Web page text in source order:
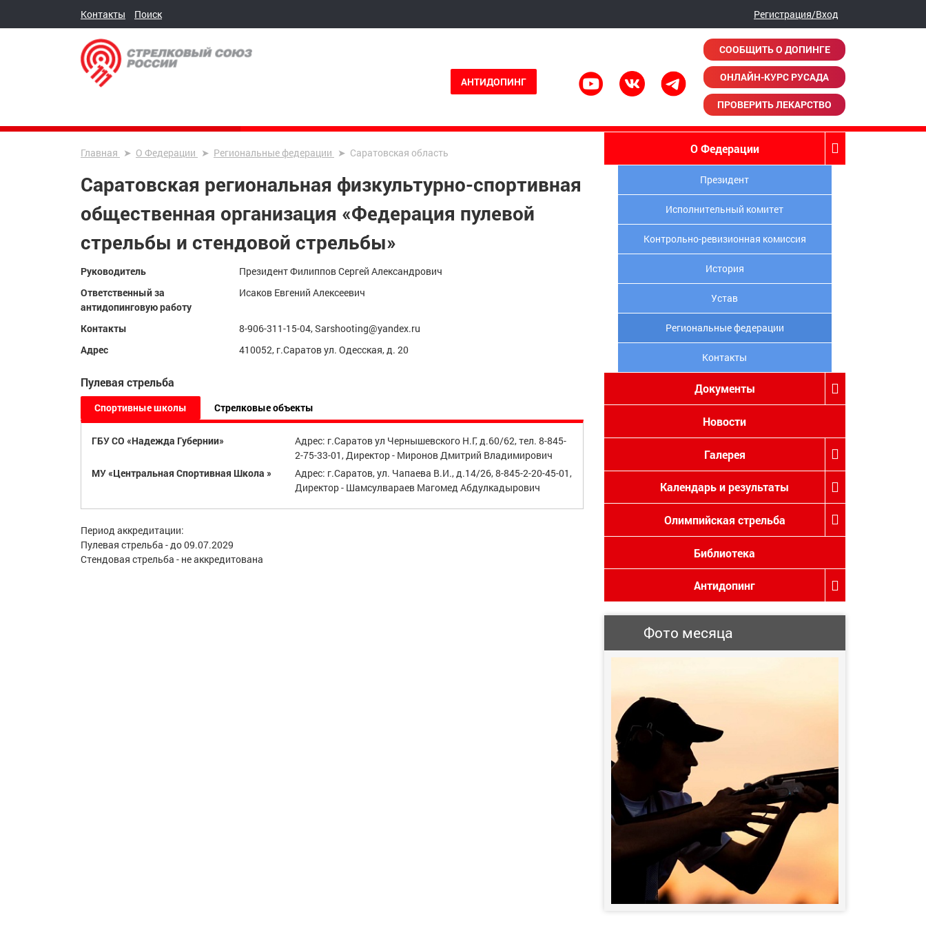
Контакты Поиск Регистрация/Вход
АНТИДОПИНГ
СООБЩИТЬ О ДОПИНГЕ
ОНЛАЙН-КУРС РУСАДА
ПРОВЕРИТЬ ЛЕКАРСТВО
Главная О Федерации Региональные федерации Саратовская область
Саратовская региональная физкультурно-спортивная
общественная организация «Федерация пулевой
стрельбы и стендовой стрельбы»
Руководитель
Президент Филиппов Сергей Александрович
Ответственный за
антидопинговую работу
Исаков Евгений Алексеевич
Контакты
8-906-311-15-04, Sarshooting@yandex.ru
Адрес
410052, г.Саратов ул. Одесская, д. 20
Пулевая стрельба
Спортивные школы Стрелковые объекты
ГБУ СО «Надежда Губернии»
Адрес: г.Саратов ул Чернышевского Н.Г, д.60/62, тел. 8-845-
2-75-33-01, Директор - Миронов Дмитрий Владимирович
МУ «Центральная Спортивная Школа »
Адрес: г.Саратов, ул. Чапаева В.И., д.14/26, 8-845-2-20-45-01,
Директор - Шамсулвараев Магомед Абдулкадырович
Период аккредитации:
Пулевая стрельба - до 09.07.2029
Стендовая стрельба - не аккредитована
О Федерации
Президент
Исполнительный комитет
Контрольно-ревизионная комиссия
История
Устав
Региональные федерации
Контакты
Документы
Новости
Галерея
Календарь и результаты
Олимпийская стрельба
Библиотека
Антидопинг
Фото месяца